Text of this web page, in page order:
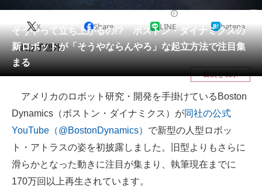
リサーチ
会員記事
メディア
注目記事を集めた総合ページ
スマホと通信の最新トレンド
進化するPCとデバイスの未来
好きが集まる 比べて選べる
そうやって立ち上がるの!? ボストン・ダイナミクスの
新ロボットが「そうやならんやろ」な起立方法で注目集
まる
X Share LINE hatena
これは予想外。
目次を表示
アメリカのロボット研究・開発を手掛けているBoston
Dynamics（ボストン・ダイナミクス）が同社の公式
YouTube（@BostonDynamics） で新型の人型ロボッ
ト・アトラスの姿を初披露しました。旧型よりもさらに
滑らかとなった動きに注目が集まり、執筆現在までに
170万回以上再生されています。